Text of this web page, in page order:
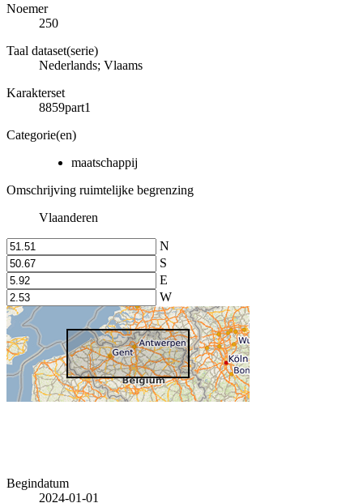
Noemer
250
Taal dataset(serie)
Nederlands; Vlaams
Karakterset
8859part1
Categorie(en)
maatschappij
Omschrijving ruimtelijke begrenzing
Vlaanderen
N
S
E
W
Begindatum
2024-01-01